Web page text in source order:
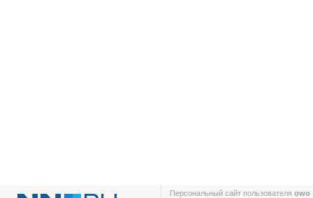
Персональный сайт пользователя owo